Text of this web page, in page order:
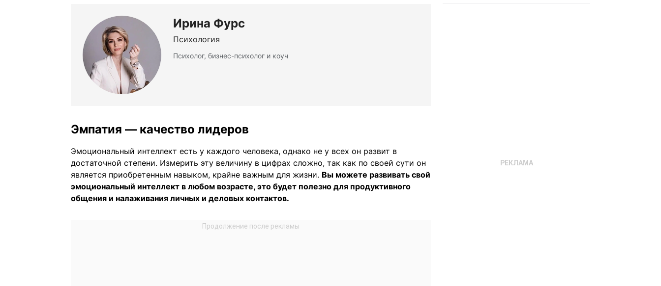
Ирина Фурс
Психология
Психолог, бизнес-психолог и коуч
Эмпатия — качество лидеров
Эмоциональный интеллект есть у каждого человека, однако не у всех он развит в
достаточной степени. Измерить эту величину в цифрах сложно, так как по своей сути он
является приобретенным навыком, крайне важным для жизни. Вы можете развивать свой
эмоциональный интеллект в любом возрасте, это будет полезно для продуктивного
общения и налаживания личных и деловых контактов.